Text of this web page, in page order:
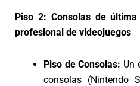
Piso 2: Consolas de
profesional de videojuegos
Piso de Consolas: Un
consolas (Nintendo